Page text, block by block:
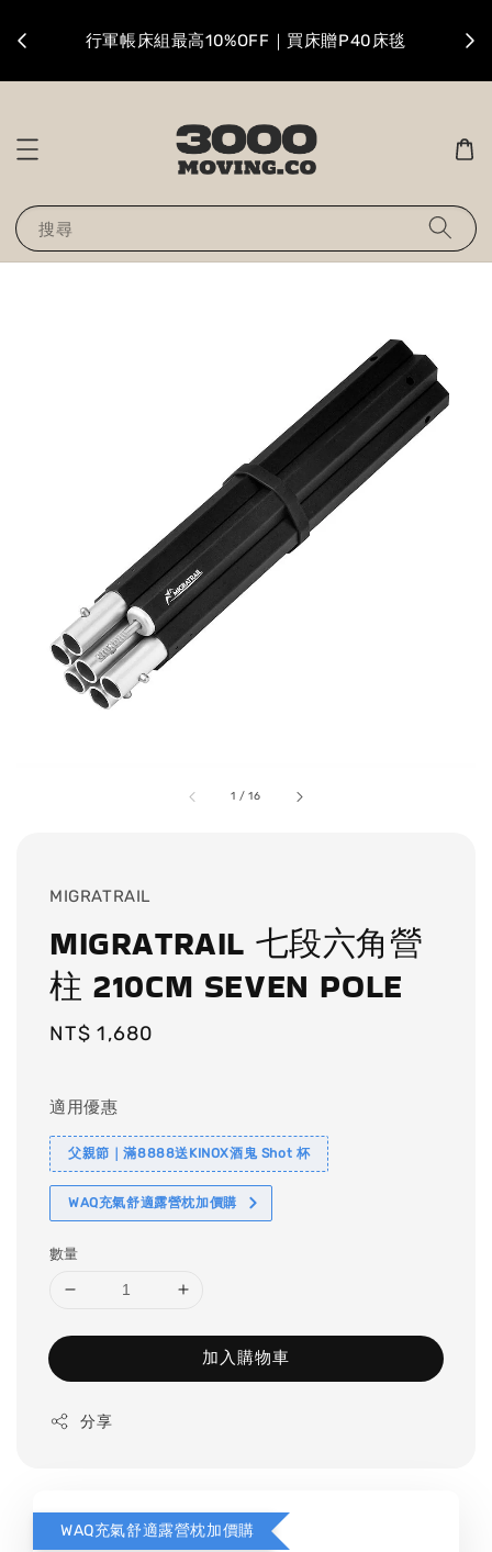
行軍帳床組最高10%OFF｜買床贈P40床毯
搜尋
1 /16
MIGRATRAIL
MIGRATRAIL 七段六角營
柱 210CM SEVEN POLE
Regular
NT$ 1,680
適用優惠
父親節｜滿8888送KINOX酒鬼 Shot 杯
WAQ充氣舒適露營枕加價購
數量
加入購物車
分享
WAQ充氣舒適露營枕加價購